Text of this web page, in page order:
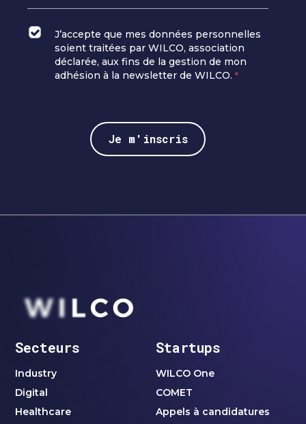
J’accepte que mes données personnelles
soient traitées par WILCO, association
déclarée, aux fins de la gestion de mon
adhésion à la newsletter de WILCO. *
Secteurs
Industry
Digital
Healthcare
Startups
WILCO One
COMET
Appels à candidatures